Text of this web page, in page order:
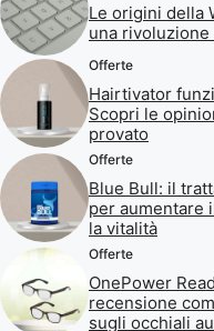
Le origini della
una
Offerte
Hairtivator
Scopri le
provato
Offerte
Blue Bull: il
per aumentare
la vitalità
Offerte
OnePower
recensione
sugli occhiali